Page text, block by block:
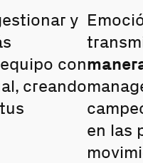
y
con
creando
en las